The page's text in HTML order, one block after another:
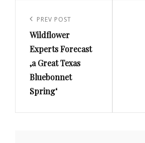
pro
příspěvek
Previous
Post
PREV POST
Wildflower
Experts Forecast
‚a Great Texas
Bluebonnet
Spring‘